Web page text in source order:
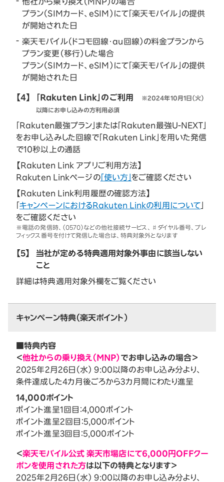
プラン（SIMカード、eSIM）にて「楽天モバイル」の提供
が開始された日
楽天モバイル（ドコモ回線・au回線）の料金プランから
プラン変更（移行）した場合
プラン（SIMカード、eSIM）にて「楽天モバイル」の提供
が開始された日
【4】 「Rakuten Link」のご利用
※2024年10月1日（火）
以降にお申し込みの方利用必須
「Rakuten最強プラン」または「Rakuten最強U-NEXT」
をお申し込みした回線で「Rakuten Link」を用いた発信
で10秒以上の通話
【Rakuten Link アプリご利用方法】
Rakuten Linkページの「使い方」 をご確認ください
【Rakuten Link利用履歴の確認方法】
「キャンペーンにおけるRakuten Linkの利用について
をご確認ください
※電話の発信時、（0570）などの他社接続サービス、♯ダイヤル番号、プレ
フィックス番号を付けて発信した場合は、特典対象外となります
【5】
当社が定める特典適用対象外事由に該当しない
こと
詳細は特典適用対象外欄をご覧ください
キャンペーン特典（楽天ポイント）
■特典内容
＜他社からの乗り換え（MNP）でお申し込みの場合＞
2025年2月26日（水） 9:00以降のお申し込み分より、
条件達成した4カ月後ごろから3カ月間にわたり進呈
14,000ポイント
ポイント進呈1回目：4,000ポイント
ポイント進呈2回目：5,000ポイント
ポイント進呈3回目：5,000ポイント
＜楽天モバイル公式 楽天市場店にて6,000円OFFクー
ポンを使用された方は以下の特典となります＞
2025年2月26日（水） 9:00以降のお申し込み分より、